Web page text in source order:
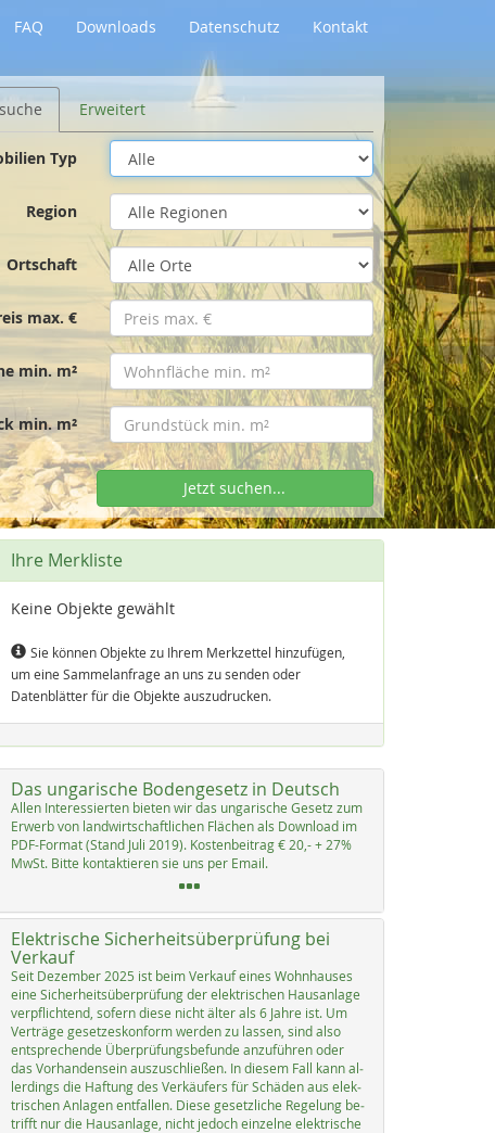
FAQ Downloads Datenschutz Kontakt
Erweitert
Typ
Region
Ortschaft
max. €
min. m²
min. m²
Jetzt suchen...
Ihre Merkliste
Keine Objekte gewählt
Sie können Objekte zu Ihrem Merkzettel hinzufügen,
um eine Sammelanfrage an uns zu senden oder
Datenblätter für die Objekte auszudrucken.
Das ungarische Bodengesetz in Deutsch
Al­len In­ter­es­sier­ten bie­ten wir das un­ga­ri­sche Ge­setz zum
Er­werb von land­wirt­schaft­li­chen Flächen als Down­load im
PDF-For­mat (Stand Ju­li 2019). Kos­ten­bei­trag € 20,- + 27%
MwSt. Bit­te kon­tak­tie­ren sie uns per Email.
Elektrische Sicherheitsüberprüfung bei
Verkauf
Seit De­zem­ber 2025 ist beim Ver­kauf ei­nes Wohn­hau­ses
ei­ne Si­cher­heits­über­prü­fung der elek­tri­schen Haus­an­la­ge
verpf­lich­tend, so­fern die­se nicht äl­ter als 6 Jah­re ist. Um
Ver­trä­ge ge­set­zes­kon­form wer­den zu las­sen, sind al­so
ent­sp­re­chen­de Über­prü­fungs­be­fun­de an­zu­füh­ren oder
das Vor­han­den­sein aus­zu­sch­lie­ßen. In die­sem Fall kann al­
ler­dings die Haf­tung des Ver­käu­fers für Schä­den aus elek­
tri­schen An­la­gen ent­fal­len. Die­se ge­setz­li­che Re­ge­lung be­
trifft nur die Haus­an­la­ge, nicht je­doch ein­zel­ne elek­tri­sche